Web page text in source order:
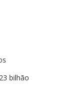
bilhão